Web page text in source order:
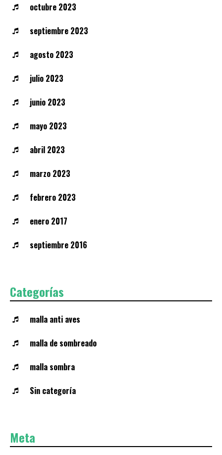
octubre 2023
septiembre 2023
agosto 2023
julio 2023
junio 2023
mayo 2023
abril 2023
marzo 2023
febrero 2023
enero 2017
septiembre 2016
Categorías
malla anti aves
malla de sombreado
malla sombra
Sin categoría
Meta